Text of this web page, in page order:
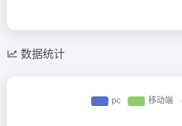
数据统计